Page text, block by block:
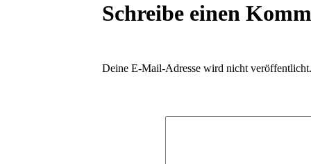
Schreibe einen
Deine E-Mail-Adresse wird nicht veröffentlicht.